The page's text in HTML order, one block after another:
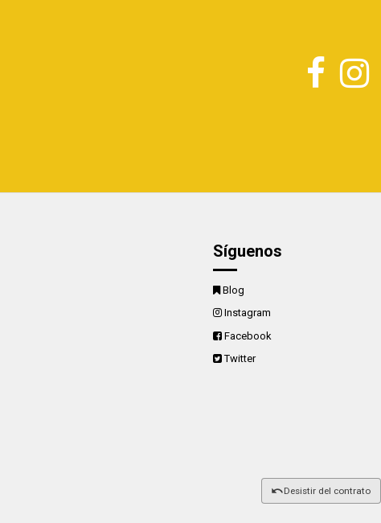
Síguenos
Blog
Instagram
Facebook
Twitter
Desistir del contrato